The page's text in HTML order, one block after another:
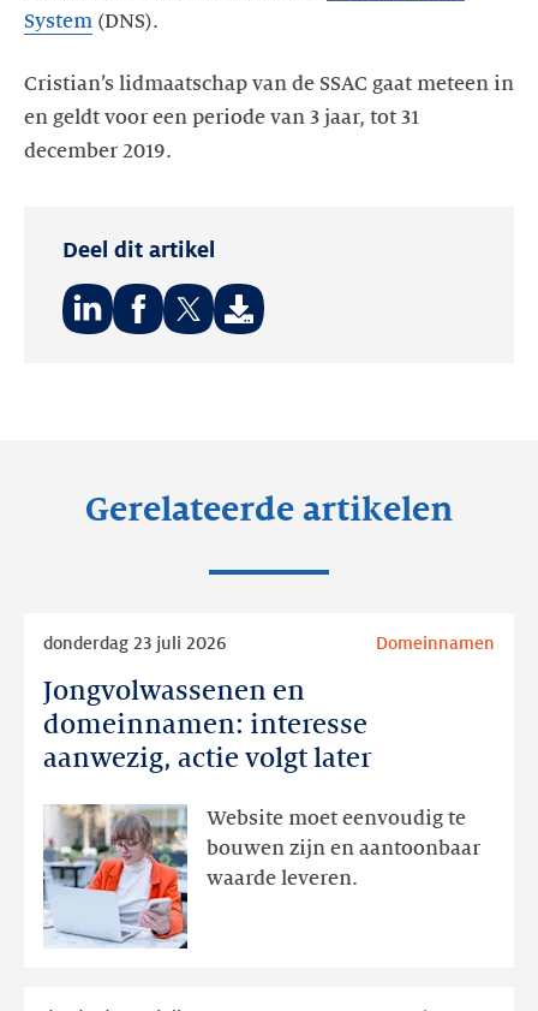
System (DNS).
Cristian’s lidmaatschap van de SSAC gaat meteen in
en geldt voor een periode van 3 jaar, tot 31
december 2019.
Deel dit artikel
Gerelateerde artikelen
Jongvolwassenen en
domeinnamen: interesse
aanwezig, actie volgt later
donderdag 23 juli 2026 Domeinnamen
Website moet eenvoudig te
bouwen zijn en aantoonbaar
waarde leveren.
Jongvolwassenen
aanwezig,
actie
volgt
later